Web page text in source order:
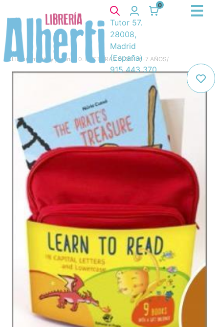
0
Tutor 57.
28008,
Madrid
(España)
915 443 370
Libros Infantil y juvenil 10. LECTURAS DESDE 6-7 AÑOS/